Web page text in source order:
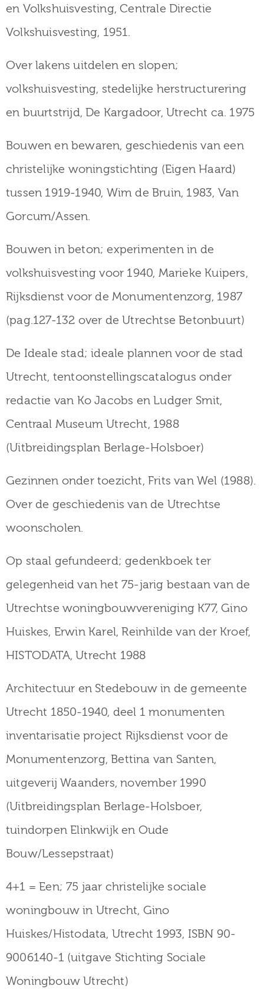
en Volkshuisvesting, Centrale Directie
Volkshuisvesting, 1951.
Over lakens uitdelen en slopen;
volkshuisvesting, stedelijke herstructurering
en buurtstrijd, De Kargadoor, Utrecht ca. 1975
Bouwen en bewaren, geschiedenis van een
christelijke woningstichting (Eigen Haard)
tussen 1919-1940, Wim de Bruin, 1983, Van
Gorcum/Assen.
Bouwen in beton; experimenten in de
volkshuisvesting voor 1940, Marieke Kuipers,
Rijksdienst voor de Monumentenzorg, 1987
(pag.127-132 over de Utrechtse Betonbuurt)
De Ideale stad; ideale plannen voor de stad
Utrecht, tentoonstellingscatalogus onder
redactie van Ko Jacobs en Ludger Smit,
Centraal Museum Utrecht, 1988
(Uitbreidingsplan Berlage-Holsboer)
Gezinnen onder toezicht, Frits van Wel (1988).
Over de geschiedenis van de Utrechtse
woonscholen.
Op staal gefundeerd; gedenkboek ter
gelegenheid van het 75-jarig bestaan van de
Utrechtse woningbouwvereniging K77, Gino
Huiskes, Erwin Karel, Reinhilde van der Kroef,
HISTODATA, Utrecht 1988
Architectuur en Stedebouw in de gemeente
Utrecht 1850-1940, deel 1 monumenten
inventarisatie project Rijksdienst voor de
Monumentenzorg, Bettina van Santen,
uitgeverij Waanders, november 1990
(Uitbreidingsplan Berlage-Holsboer,
tuindorpen Elinkwijk en Oude
Bouw/Lessepstraat)
4+1 = Een; 75 jaar christelijke sociale
woningbouw in Utrecht, Gino
Huiskes/Histodata, Utrecht 1993, ISBN 90-
9006140-1 (uitgave Stichting Sociale
Woningbouw Utrecht)